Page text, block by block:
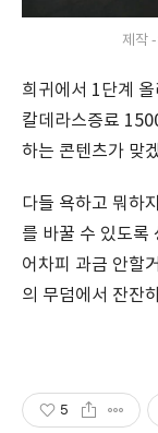
제작
희귀에서 1단계
칼데라스증료
하는 콘텐츠가 맞
다들 욕하고 뭐하
를 바꿀 수 있도록
어차피 과금 안할
의 무덤에서 잔잔
5